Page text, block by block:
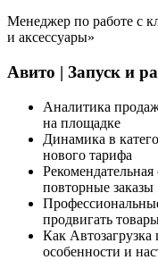
Менеджер по работе с
и аксессуары»
Авито | Запуск и
Аналитика
на площадке
Динамика в
нового тарифа
повторные заказы
продвигать
Как Автозагрузка
особенности и